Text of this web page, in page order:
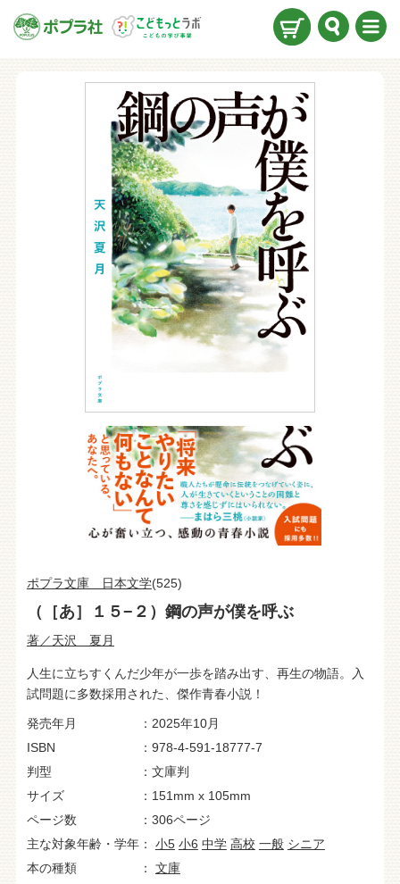
ポプラ文庫 日本文学(525)
（［あ］１５−２）鋼の声が僕を呼ぶ
著／天沢 夏月
人生に立ちすくんだ少年が一歩を踏み出す、再生の物語。入
試問題に多数採用された、傑作青春小説！
発売年月
2025年10月
ISBN
978-4-591-18777-7
判型
文庫判
サイズ
151mm x 105mm
ページ数
306ページ
主な対象年齢・学年
小5 小6 中学 高校 一般 シニア
本の種類
文庫